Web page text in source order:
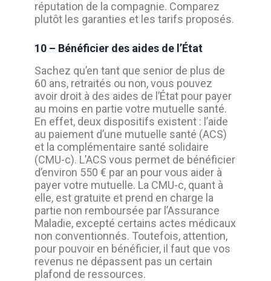
réputation de la compagnie. Comparez
plutôt les garanties et les tarifs proposés.
10 – Bénéficier des aides de l’État
Sachez qu’en tant que senior de plus de
60 ans, retraités ou non, vous pouvez
avoir droit à des aides de l’État pour payer
au moins en partie votre mutuelle santé.
En effet, deux dispositifs existent : l’aide
au paiement d’une mutuelle santé (ACS)
et la complémentaire santé solidaire
(CMU-c). L’ACS vous permet de bénéficier
d’environ 550 € par an pour vous aider à
payer votre mutuelle. La CMU-c, quant à
elle, est gratuite et prend en charge la
partie non remboursée par l’Assurance
Maladie, excepté certains actes médicaux
non conventionnés. Toutefois, attention,
pour pouvoir en bénéficier, il faut que vos
revenus ne dépassent pas un certain
plafond de ressources.